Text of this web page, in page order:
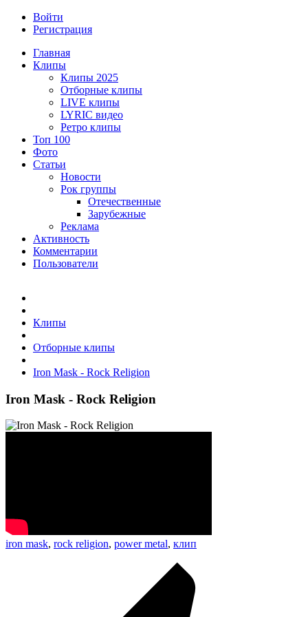
Войти
Регистрация
Главная
Клипы
Клипы 2025
Отборные клипы
LIVE клипы
LYRIC видео
Ретро клипы
Топ 100
Фото
Статьи
Новости
Рок группы
Отечественные
Зарубежные
Реклама
Активность
Комментарии
Пользователи
Клипы
Отборные клипы
Iron Mask - Rock Religion
Iron Mask - Rock Religion
iron mask, rock religion, power metal, клип